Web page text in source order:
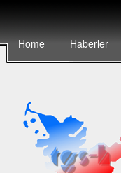
Home Haberler